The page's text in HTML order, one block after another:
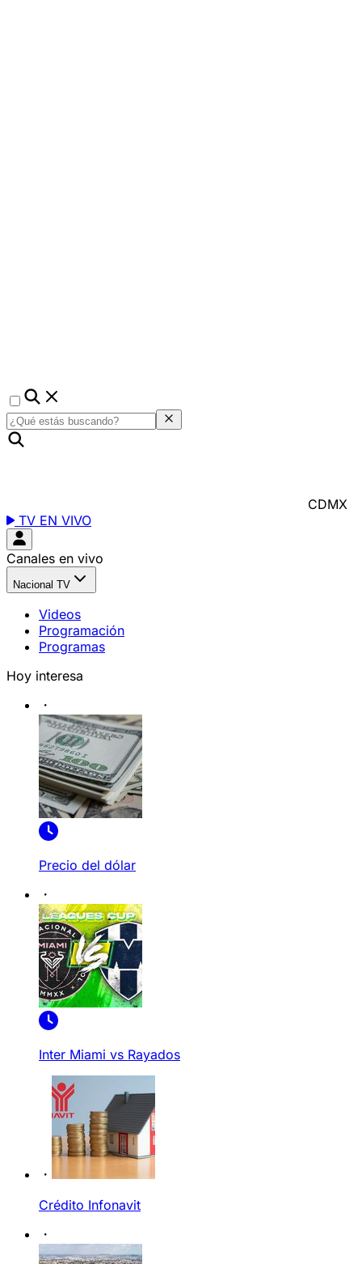
CDMX
TV EN VIVO
Canales en vivo
Nacional TV
Videos
Programación
Programas
Hoy interesa
Precio del dólar
Inter Miami vs Rayados
Crédito Infonavit